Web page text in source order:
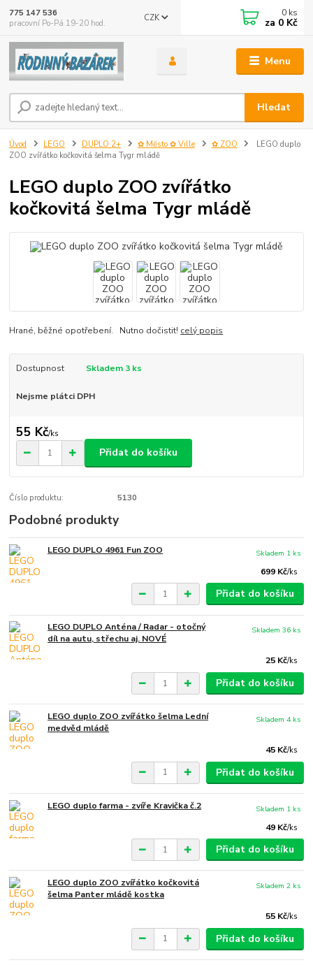
Menu
CZK
Hledat
775 147 536
pracovní Po-Pá 19-20 hod.
0 ks
za 0 Kč
Úvod LEGO DUPLO 2+ ✿ Město ✿ Ville ✿ ZOO
LEGO duplo
ZOO zvířátko kočkovitá šelma Tygr mládě
LEGO duplo ZOO zvířátko
kočkovitá šelma Tygr mládě
Hrané, běžné opotřebení. Nutno dočistit! celý popis
Dostupnost Skladem 3 ks
Nejsme plátci DPH
55 Kč/ks
Přidat do košíku
Číslo produktu: 5130
Podobné produkty
LEGO DUPLO 4961 Fun ZOO
699 Kč/ks
Skladem 1 ks
Přidat do košíku
LEGO DUPLO Anténa / Radar - otočný
díl na autu, střechu aj. NOVÉ
25 Kč/ks
Skladem 36 ks
Přidat do košíku
LEGO duplo ZOO zvířátko šelma Lední
medvěd mládě
45 Kč/ks
Skladem 4 ks
Přidat do košíku
LEGO duplo farma - zvíře Kravička č.2
49 Kč/ks
Skladem 1 ks
Přidat do košíku
LEGO duplo ZOO zvířátko kočkovitá
šelma Panter mládě kostka
55 Kč/ks
Skladem 2 ks
Přidat do košíku